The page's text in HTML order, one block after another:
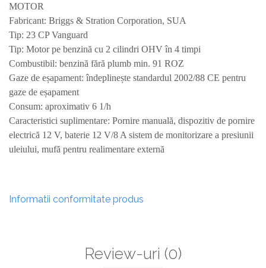
MOTOR
Fabricant: Briggs & Stration Corporation, SUA
Tip: 23 CP Vanguard
Tip: Motor pe benzină cu 2 cilindri OHV în 4 timpi
Combustibil: benzină fără plumb min. 91 ROZ
Gaze de eșapament: îndeplinește standardul 2002/88 CE pentru
gaze de eșapament
Consum: aproximativ 6 1/h
Caracteristici suplimentare: Pornire manuală, dispozitiv de pornire
electrică 12 V, baterie 12 V/8 A sistem de monitorizare a presiunii
uleiului, mufă pentru realimentare externă
Informatii conformitate produs
Review-uri (0)